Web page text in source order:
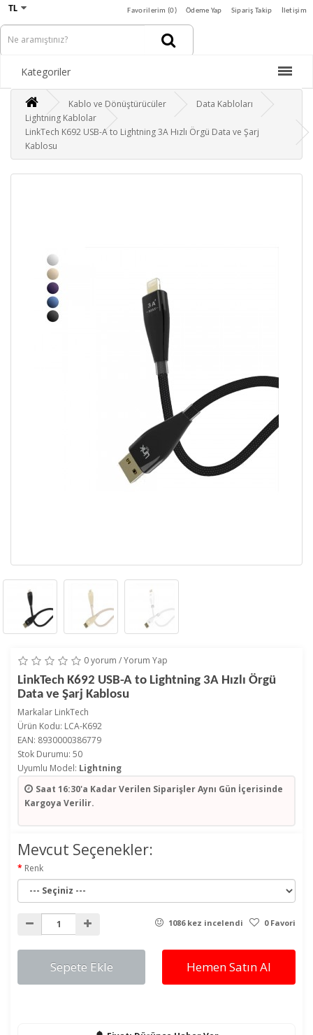
TL Favorilerim (0) Ödeme Yap Sipariş Takip İletişim
Kategoriler
Kablo ve Dönüştürücüler
Data Kabloları
Lightning Kablolar
LinkTech K692 USB-A to Lightning 3A Hızlı Örgü Data ve Şarj
Kablosu
0 yorum /Yorum Yap
LinkTech K692 USB-A to Lightning 3A Hızlı Örgü
Data ve Şarj Kablosu
Markalar LinkTech
Ürün Kodu: LCA-K692
EAN: 8930000386779
Stok Durumu: 50
Uyumlu Model: Lightning
Saat 16:30'a Kadar Verilen SiparişlerAynı Gün İçerisinde
Kargoya Verilir.
Mevcut Seçenekler:
Renk
1086 kez incelendi 0 Favori
Sepete Ekle Hemen Satın Al